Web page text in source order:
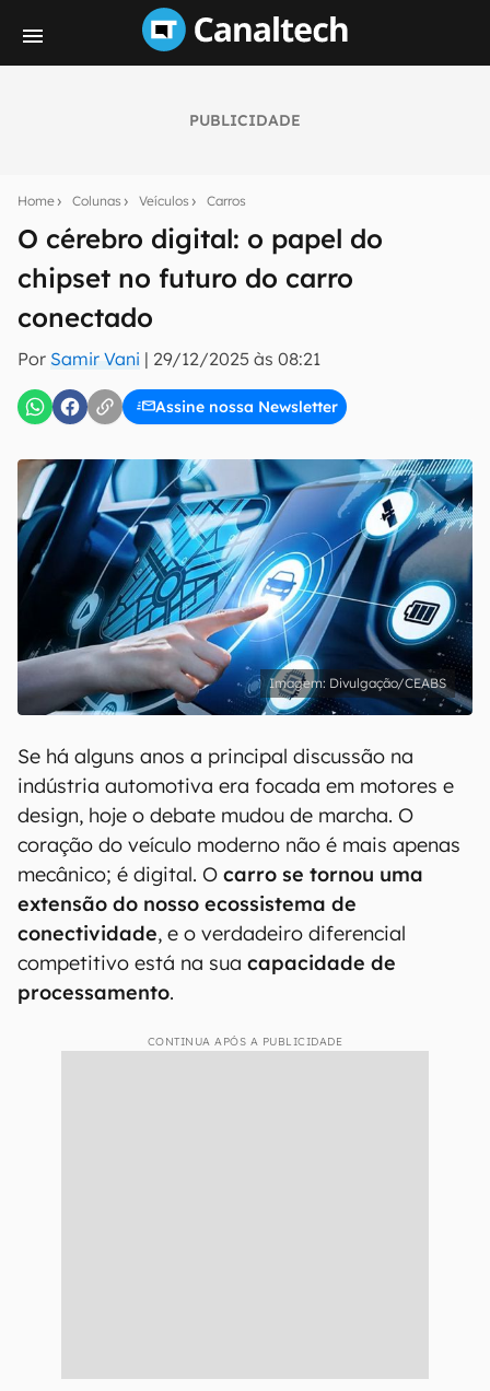
PUBLICIDADE
Home Colunas Veículos Carros
O cérebro digital: o papel do
chipset no futuro do carro
conectado
Por Samir Vani | 29/12/2025 às 08:21
Assine nossa Newsletter
notícias e reviews sobre tecnologia em primeira
mão.
E-mail
inscreva-se
Uso e Política de Privacidade do Canaltech.
Divulgação/CEABS
Se há alguns anos a principal discussão na
indústria automotiva era focada em motores e
design, hoje o debate mudou de marcha. O
coração do veículo moderno não é mais apenas
mecânico; é digital. O carro se tornou uma
extensão do nosso ecossistema de
conectividade, e o verdadeiro diferencial
competitivo está na sua capacidade de
processamento.
CONTINUA APÓS A PUBLICIDADE